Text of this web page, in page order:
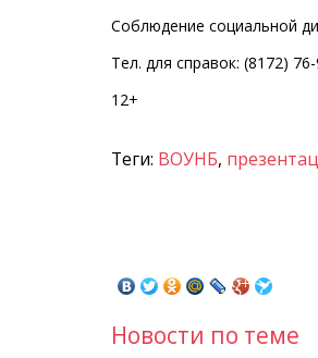
Соблюдение социальной
Тел. для справок: (8172)
12+
Теги: ВОУНБ,
Новости по теме